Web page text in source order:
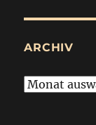
ARCHIV
Archiv